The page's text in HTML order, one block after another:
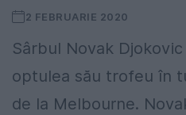
2 FEBRUARIE 2020
Sârbul Novak
optulea său trofeu în
de la Melbourne.